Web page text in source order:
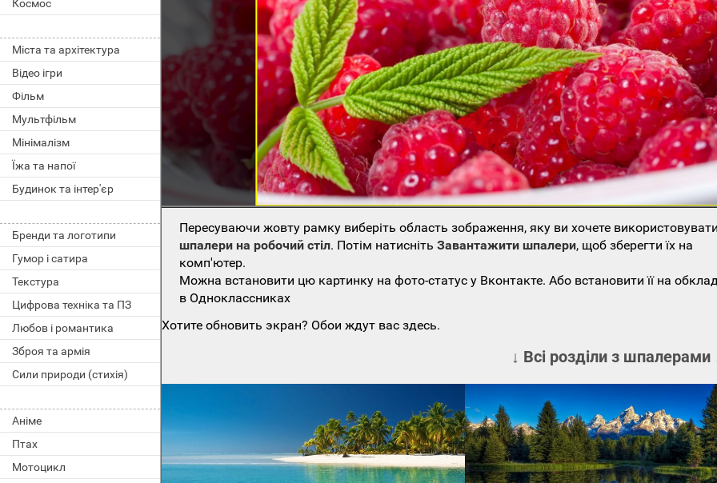
Космос
Міста та архітектура
Відео ігри
Фільм
Мультфільм
Мінімалізм
Їжа та напої
Будинок та інтер'єр
Бренди та логотипи
Гумор і сатира
Текстура
Цифрова техніка та ПЗ
Любов і романтика
Зброя та армія
Сили природи (стихія)
Аніме
Птах
Мотоцикл
Пересуваючи жовту рамку виберіть область зображення, яку ви хочете
шпалери на робочий стіл. Потім натиснітьЗавантажити шпалери, щоб зберегти їх на
комп'ютер.
Можна встановити цю картинку на фото-статус у Вконтакте. Або встановити її на
в Одноклассниках
Хотите обновить экран? Обои ждут вас здесь.
↓ Всі розділи з шпалерами